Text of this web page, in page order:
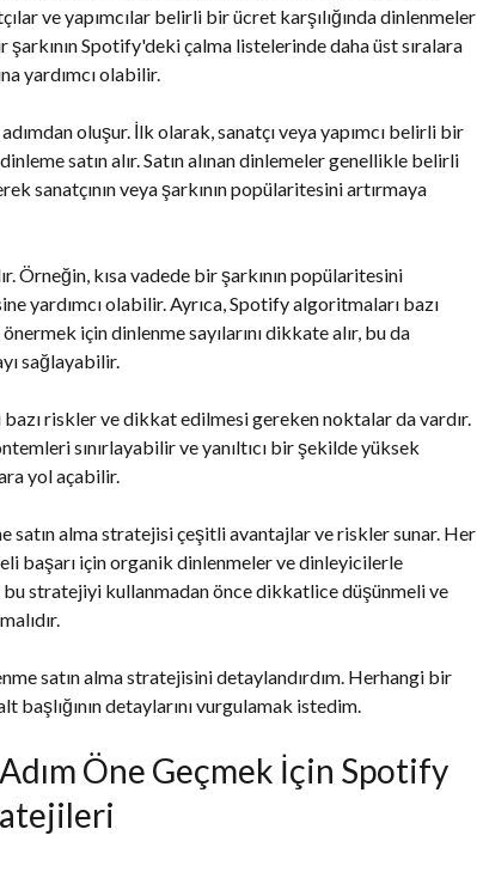
ve yapımcılar belirli bir ücret karşılığında dinlenmeler
şarkının Spotify'deki çalma listelerinde daha üst sıralara
yardımcı olabilir.
oluşur. İlk olarak, sanatçı veya yapımcı belirli bir
satın alır. Satın alınan dinlemeler genellikle belirli
sanatçının veya şarkının popülaritesini artırmaya
Örneğin, kısa vadede bir şarkının popülaritesini
yardımcı olabilir. Ayrıca, Spotify algoritmaları bazı
için dinlenme sayılarını dikkate alır, bu da
sağlayabilir.
riskler ve dikkat edilmesi gereken noktalar da vardır.
sınırlayabilir ve yanıltıcı bir şekilde yüksek
yol açabilir.
alma stratejisi çeşitli avantajlar ve riskler sunar. Her
başarı için organik dinlenmeler ve dinleyicilerle
bu stratejiyi kullanmadan önce dikkatlice düşünmeli ve
satın alma stratejisini detaylandırdım. Herhangi bir
başlığının detaylarını vurgulamak istedim.
Öne Geçmek İçin Spotify